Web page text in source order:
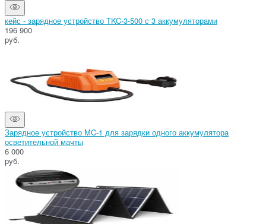
кейс - зарядное устройство TKC-3-500 с 3 аккумуляторами
196 900
руб.
Зарядное устройство MC-1 для зарядки одного аккумулятора
осветительной мачты
6 000
руб.